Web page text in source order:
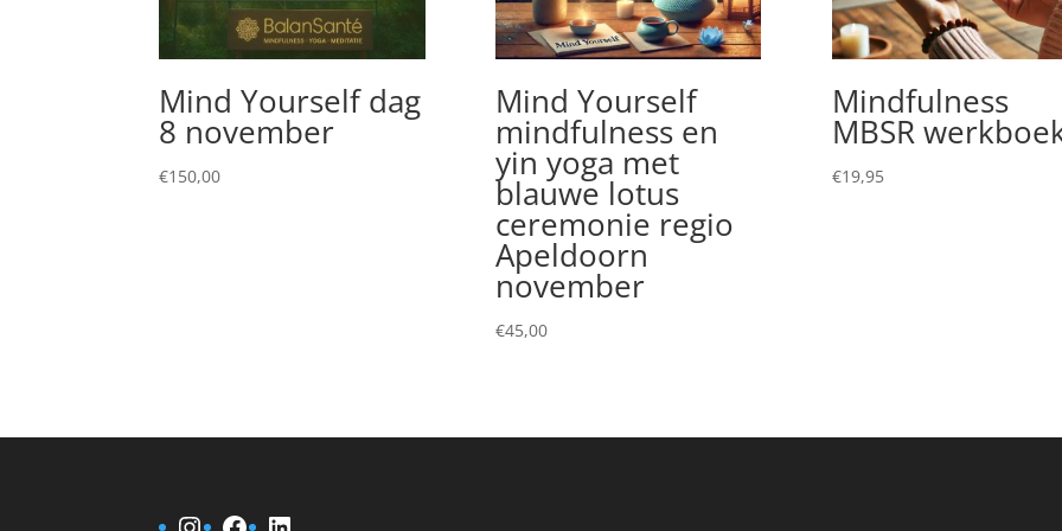
Mind Yourself dag
8 november
€150,00
Mind Yourself
mindfulness en
yin yoga met
blauwe lotus
ceremonie regio
Apeldoorn
november
€45,00
Mindfulness
MBSR
€19,95